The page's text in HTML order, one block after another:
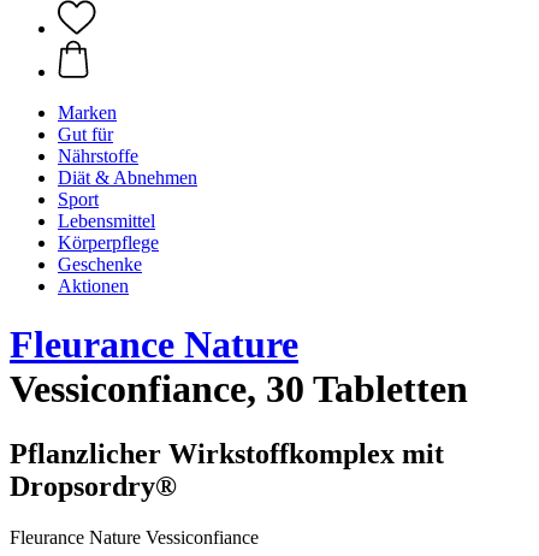
Marken
Gut für
Nährstoffe
Diät & Abnehmen
Sport
Lebensmittel
Körperpflege
Geschenke
Aktionen
Fleurance Nature
Vessiconfiance, 30 Tabletten
Pflanzlicher Wirkstoffkomplex mit
Dropsordry®
Fleurance Nature Vessiconfiance